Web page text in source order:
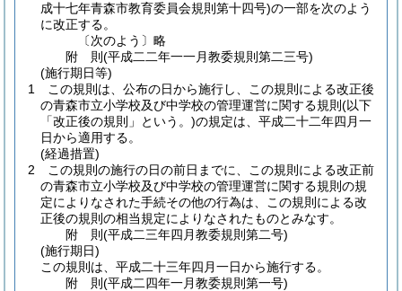
成十七年青森市教育委員会規則第十四号)の一部を次のよう
に改正する。
〔次のよう〕略
附 則(平成二二年一一月教委規則第二三号)
(施行期日等)
1
この規則は、公布の日から施行し、この規則による改正後
の青森市立小学校及び中学校の管理運営に関する規則 (以下
「改正後の規則」という。)の規定は、平成二十二年四月一
日から適用する。
(経過措置)
2
この規則の施行の日の前日までに、この規則による改正前
の青森市立小学校及び中学校の管理運営に関する規則の規
定によりなされた手続その他の行為は、この規則による改
正後の規則の相当規定によりなされたものとみなす。
附 則(平成二三年四月教委規則第二号)
(施行期日)
この規則は、平成二十三年四月一日から施行する。
附 則(平成二四年一月教委規則第一号)